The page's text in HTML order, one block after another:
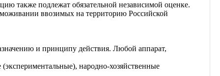
также подлежат обязательной независимой оценке.
ввозимых на территорию Российской
и принципу действия. Любой аппарат,
народно-хозяйственные